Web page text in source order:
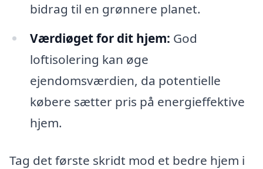
bidrag til en grønnere planet.
Værdiøget for dit hjem: God
loftisolering kan øge
ejendomsværdien, da potentielle
købere sætter pris på energieffektive
hjem.
Tag det første skridt mod et bedre hjem i